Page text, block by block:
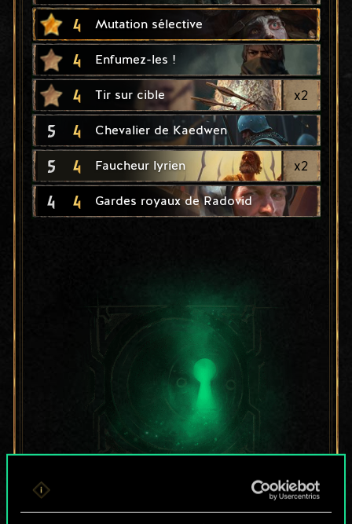
4 Mutation sélective
4 Enfumez-les !
4 Tir sur cible x2
5 4 Chevalier de Kaedwen
5 4 Faucheur lyrien x2
4 4 Gardes royaux de Radovid
Pour l'instant, ce